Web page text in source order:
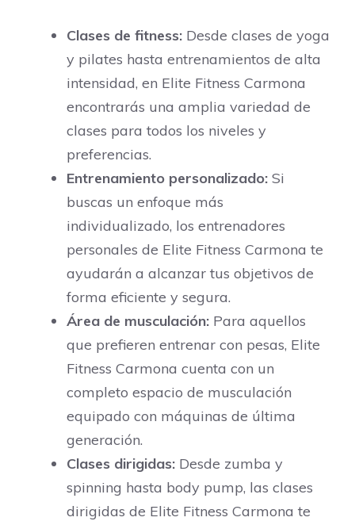
Clases de fitness: Desde clases de yoga
y pilates hasta entrenamientos de alta
intensidad, en Elite Fitness Carmona
encontrarás una amplia variedad de
clases para todos los niveles y
preferencias.
Entrenamiento personalizado: Si
buscas un enfoque más
individualizado, los entrenadores
personales de Elite Fitness Carmona te
ayudarán a alcanzar tus objetivos de
forma eficiente y segura.
Área de musculación: Para aquellos
que prefieren entrenar con pesas, Elite
Fitness Carmona cuenta con un
completo espacio de musculación
equipado con máquinas de última
generación.
Clases dirigidas: Desde zumba y
spinning hasta body pump, las clases
dirigidas de Elite Fitness Carmona te